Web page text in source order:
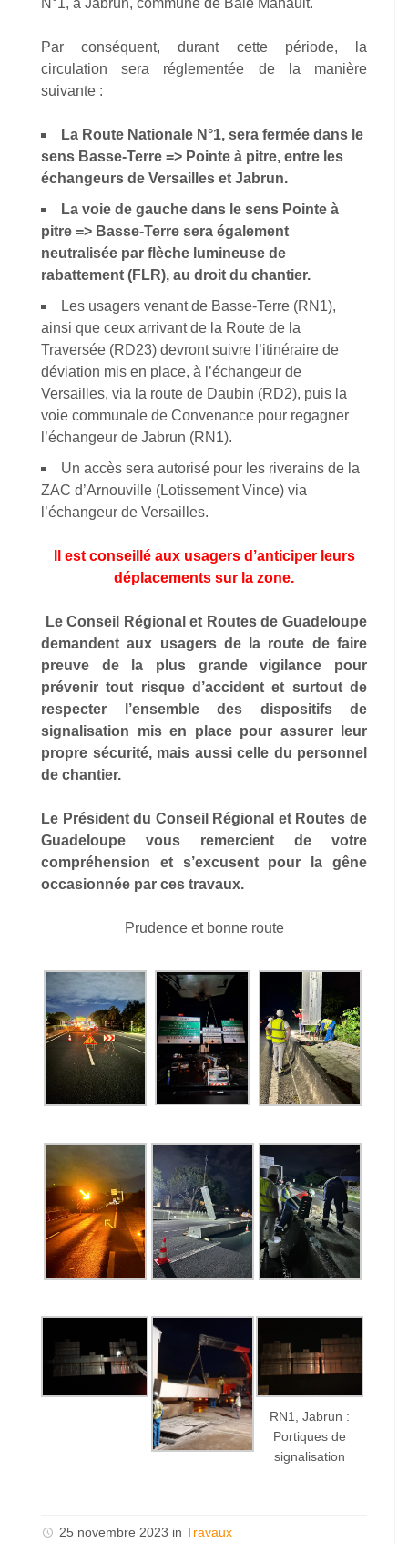
N°1, à Jabrun, commune de Baie Mahault.
Par conséquent, durant cette période, la
circulation sera réglementée de la manière
suivante :
La Route Nationale N°1, sera fermée dans le
sens Basse-Terre => Pointe à pitre, entre les
échangeurs de Versailles et Jabrun.
La voie de gauche dans le sens Pointe à
pitre => Basse-Terre sera également
neutralisée par flèche lumineuse de
rabattement (FLR), au droit du chantier.
Les usagers venant de Basse-Terre (RN1),
ainsi que ceux arrivant de la Route de la
Traversée (RD23) devront suivre l’itinéraire de
déviation mis en place, à l’échangeur de
Versailles, via la route de Daubin (RD2), puis la
voie communale de Convenance pour regagner
l’échangeur de Jabrun (RN1).
Un accès sera autorisé pour les riverains de la
ZAC d’Arnouville (Lotissement Vince) via
l’échangeur de Versailles.
Il est conseillé aux usagers d’anticiper leurs
déplacements sur la zone.
Le Conseil Régional et Routes de Guadeloupe
demandent aux usagers de la route de faire
preuve de la plus grande vigilance pour
prévenir tout risque d’accident et surtout de
respecter l’ensemble des dispositifs de
signalisation mis en place pour assurer leur
propre sécurité, mais aussi celle du personnel
de chantier.
Le Président du Conseil Régional et Routes de
Guadeloupe vous remercient de votre
compréhension et s’excusent pour la gêne
occasionnée par ces travaux.
Prudence et bonne route
RN1, Jabrun :
Portiques de
signalisation
25 novembre 2023 in Travaux